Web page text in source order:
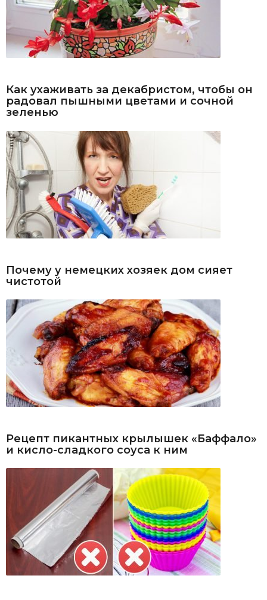
Как ухаживать за декабристом, чтобы он
радовал пышными цветами и сочной
зеленью
Почему у немецких хозяек дом сияет
чистотой
Рецепт пикантных крылышек «Баффало»
и кисло-сладкого соуса к ним